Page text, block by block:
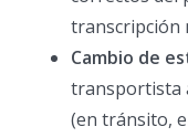
transcripción
Cambio de
transportista
(en tránsito,